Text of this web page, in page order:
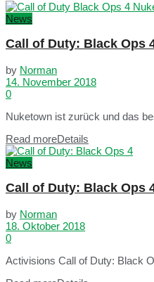
News
Call of Duty: Black Ops
by Norman
14. November 2018
0
Nuketown ist zurück und das
Read moreDetails
News
Call of Duty: Black Ops
by Norman
18. Oktober 2018
0
Activisions Call of Duty: Black